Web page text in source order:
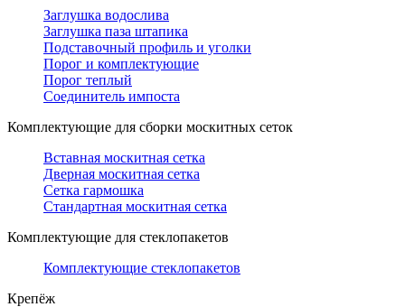
Заглушка водослива
Заглушка паза штапика
Подставочный профиль и уголки
Порог и комплектующие
Порог теплый
Соединитель импоста
Комплектующие для сборки москитных сеток
Вставная москитная сетка
Дверная москитная сетка
Сетка гармошка
Стандартная москитная сетка
Комплектующие для стеклопакетов
Комплектующие стеклопакетов
Крепёж